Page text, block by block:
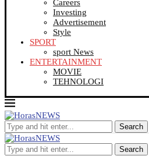
Careers
Investing
Advertisement
Style
SPORT
sport News
ENTERTAINMENT
MOVIE
TEHNOLOGI
Search
Search